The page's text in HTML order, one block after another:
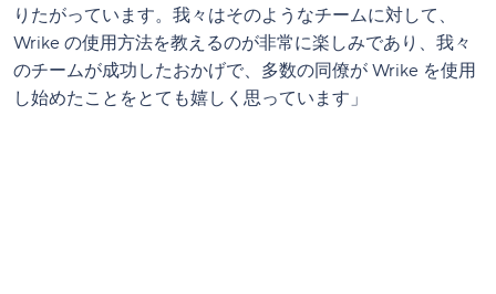
りたがっています。我々はそのようなチームに対して、
Wrike の使用方法を教えるのが非常に楽しみであり、我々
のチームが成功したおかげで、多数の同僚が Wrike を使用
し始めたことをとても嬉しく思っています」